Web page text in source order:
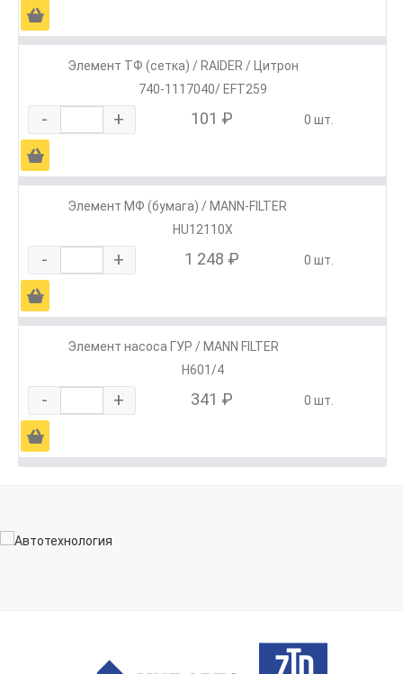
Ä
Элемент ТФ (сетка) / RAIDER / Цитрон
740-1117040/ EFT259
- + 101 ₽ 0 шт.
Ä
Элемент МФ (бумага) / MANN-FILTER
HU12110X
- + 1 248 ₽ 0 шт.
Ä
Элемент насоса ГУР / MANN FILTER
H601/4
- + 341 ₽ 0 шт.
Ä